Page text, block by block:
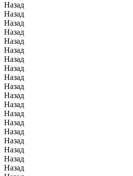
Назад
Назад
Назад
Назад
Назад
Назад
Назад
Назад
Назад
Назад
Назад
Назад
Назад
Назад
Назад
Назад
Назад
Назад
Назад